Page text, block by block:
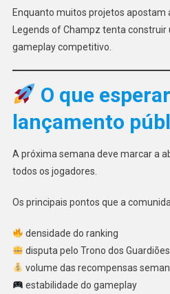
Enquanto muitos projetos apostam
Legends of Champz tenta
gameplay competitivo.
O que
lançamento
A próxima semana deve marcar a
todos os jogadores.
Os principais pontos que a
densidade do ranking
disputa pelo Trono dos Guardiões
volume das recompensas
estabilidade do gameplay